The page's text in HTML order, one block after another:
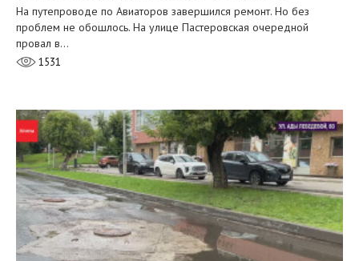
На путепроводе по Авиаторов завершился ремонт. Но без
проблем не обошлось. На улице Пастеровская очередной
провал в…
1531